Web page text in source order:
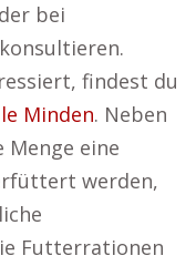
bei
findest du
Minden. Neben
eine
werden,
Futterrationen